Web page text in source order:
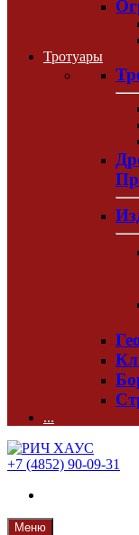
Тротуары
...
+7 (4852) 90-09-31
Меню